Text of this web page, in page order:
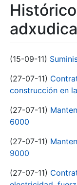
(15-09-11)
(27-07-11)
construcción en
(27-07-11)
6000
(27-07-11)
9000
(27-07-11)